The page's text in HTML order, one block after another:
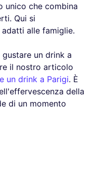
unico che combina
Qui si
alle famiglie.
un drink a
il nostro articolo
un drink a Parigi. È
della
di un momento